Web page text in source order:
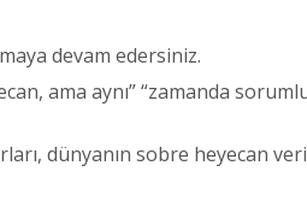
devam edersiniz.
ama aynı” “zamanda
dünyanın sobre heyecan